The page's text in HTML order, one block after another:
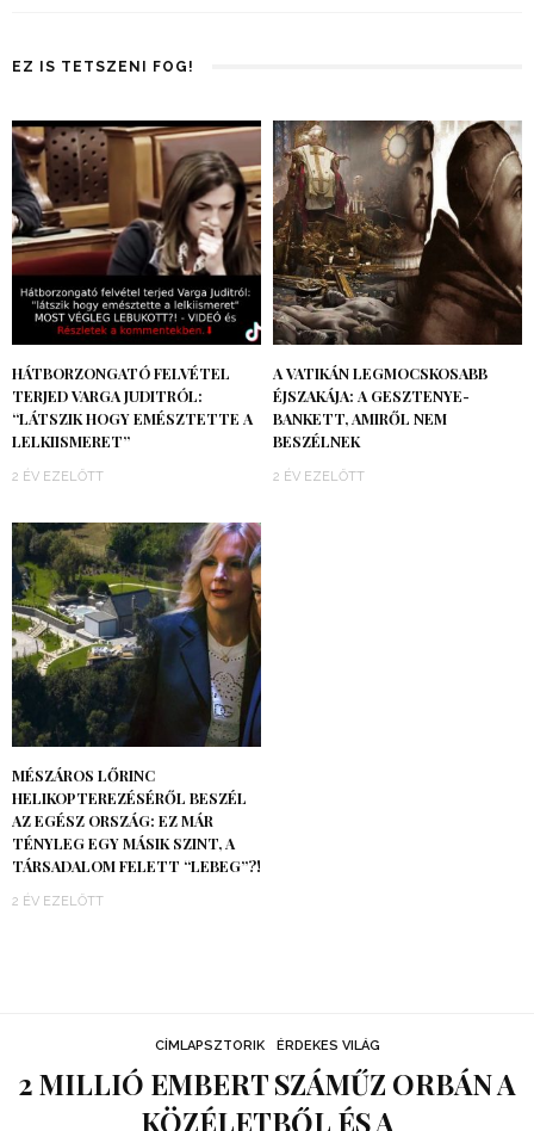
EZ IS TETSZENI FOG!
HÁTBORZONGATÓ FELVÉTEL
TERJED VARGA JUDITRÓL:
“LÁTSZIK HOGY EMÉSZTETTE A
LELKIISMERET”
2 ÉV EZELŐTT
A VATIKÁN LEGMOCSKOSABB
ÉJSZAKÁJA: A GESZTENYE-
BANKETT, AMIRŐL NEM
BESZÉLNEK
2 ÉV EZELŐTT
MÉSZÁROS LŐRINC
HELIKOPTEREZÉSÉRŐL BESZÉL
AZ EGÉSZ ORSZÁG: EZ MÁR
TÉNYLEG EGY MÁSIK SZINT, A
TÁRSADALOM FELETT “LEBEG”?!
2 ÉV EZELŐTT
CÍMLAPSZTORIK ÉRDEKES VILÁG
2 MILLIÓ EMBERT SZÁMŰZ ORBÁN A
KÖZÉLETBŐL ÉS A